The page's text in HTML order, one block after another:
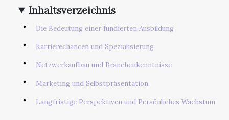
Inhaltsverzeichnis
Die Bedeutung einer fundierten Ausbildung
Karrierechancen und Spezialisierung
Netzwerkaufbau und Branchenkenntnisse
Marketing und Selbstpräsentation
Langfristige Perspektiven und Persönliches Wachstum